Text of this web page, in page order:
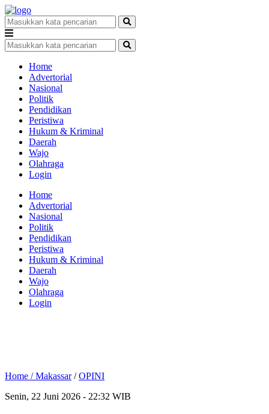
Home
Advertorial
Nasional
Politik
Pendidikan
Peristiwa
Hukum & Kriminal
Daerah
Wajo
Olahraga
Login
Home
Advertorial
Nasional
Politik
Pendidikan
Peristiwa
Hukum & Kriminal
Daerah
Wajo
Olahraga
Login
Home /Makassar/OPINI
Senin, 22 Juni 2026 - 22:32 WIB